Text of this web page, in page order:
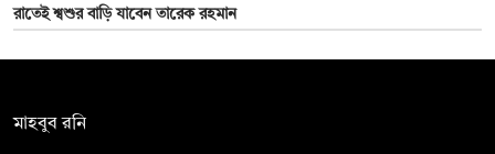
রাতেই শ্বশুর বাড়ি যাবেন তারেক রহমান
মাহবুব রনি